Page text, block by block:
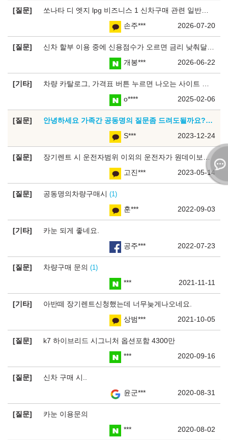
질문
2026-07-20
손주***
질문
2026-06-22
개봉***
기타
2025-02-06
o****
질문 안녕하세요 가족간 공동명의 질문좀 드려도될까요??
2023-12-24
S***
질문
장기렌트 시 운전자범위 이외의 운전자가 원데이보험에 가입 후 운전 가능한지
2023-05-14
고진***
질문 공동명의차량구매시 1
2022-09-03
훈***
기타
카눈 되게 좋네요.
2022-07-23
공주***
질문 차량구매 문의 1
2021-11-11
***
기타
아반떼 장기렌트신청했는데 너무늦게나오네요.
2021-10-05
상범***
질문
k7 하이브리드 시그니처 옵션포함 4300만
2020-09-16
***
질문
신차 구매 시..
2020-08-31
윤군***
질문
카눈 이용문의
2020-08-02
***